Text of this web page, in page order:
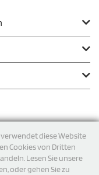
diese Website
Cookies von Dritten
Lesen Sie unsere
oder gehen Sie zu